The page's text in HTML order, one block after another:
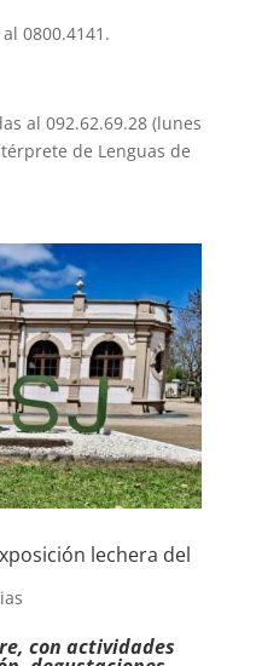
0800.4141.
al 092.62.69.28 (lunes
de Lenguas de
lechera del
con actividades